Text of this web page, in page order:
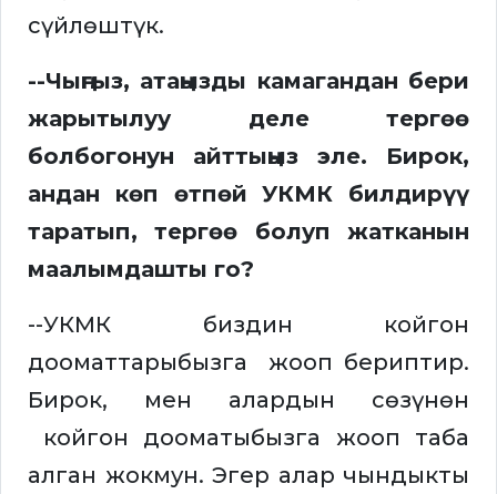
сүйлөштүк.
--Чыңгыз, атаңызды камагандан бери
жарытылуу деле тергөө
болбогонун айттыңыз эле. Бирок,
андан көп өтпөй УКМК билдирүү
таратып, тергөө болуп жатканын
маалымдашты го?
--УКМК биздин койгон
дооматтарыбызга жооп бериптир.
Бирок, мен алардын сөзүнөн
койгон дооматыбызга жооп таба
алган жокмун. Эгер алар чындыкты